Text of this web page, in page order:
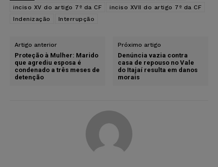
inciso XV do artigo 7º da CF
inciso XVII do artigo 7º da CF
Indenização
Interrupção
Artigo anterior
Proteção à Mulher: Marido
que agrediu esposa é
condenado a três meses de
detenção
Próximo artigo
Denúncia vazia contra
casa de repouso no Vale
do Itajaí resulta em danos
morais